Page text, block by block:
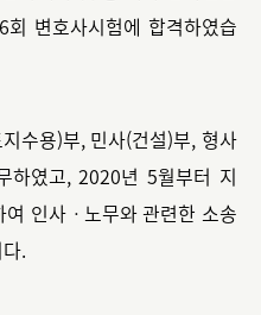
변호사시험에 합격하였습
수용)부, 민사(건설)부, 형사
하였고, 2020년 5월부터 지
인사ㆍ노무와 관련한 소송
.